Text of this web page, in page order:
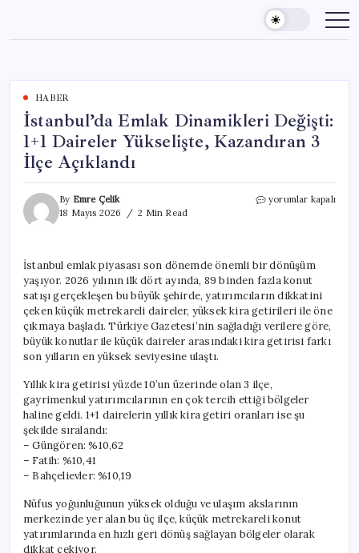
content
HABER
İstanbul’da Emlak Dinamikleri Değişti:
1+1 Daireler Yükselişte, Kazandıran 3
İlçe Açıklandı
By Emre Çelik
18 Mayıs 2026
2 Min Read
İstanbul’da
Daireler
Yükselişte,
Kazandıran
3
İlçe
Açıklandı
için
yorumlar kapalı
İstanbul emlak piyasası son dönemde önemli bir dönüşüm
yaşıyor. 2026 yılının ilk dört ayında, 89 binden fazla konut
satışı gerçekleşen bu büyük şehirde, yatırımcıların dikkatini
çeken küçük metrekareli daireler, yüksek kira getirileri ile öne
çıkmaya başladı. Türkiye Gazetesi’nin sağladığı verilere göre,
büyük konutlar ile küçük daireler arasındaki kira getirisi farkı
son yılların en yüksek seviyesine ulaştı.
Yıllık kira getirisi yüzde 10’un üzerinde olan 3 ilçe,
gayrimenkul yatırımcılarının en çok tercih ettiği bölgeler
haline geldi. 1+1 dairelerin yıllık kira getiri oranları ise şu
şekilde sıralandı:
– Güngören: %10,62
– Fatih: %10,41
– Bahçelievler: %10,19
Nüfus yoğunluğunun yüksek olduğu ve ulaşım akslarının
merkezinde yer alan bu üç ilçe, küçük metrekareli konut
yatırımlarında en hızlı geri dönüş sağlayan bölgeler olarak
dikkat çekiyor.